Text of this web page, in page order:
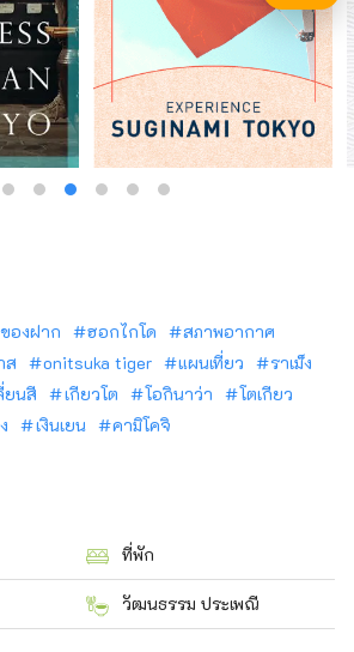
ของฝาก ฮอกไกโด
สภาพอากาศ
ส onitsuka tiger แผนเที่ยว
ราเม็ง
ยนสี เกียวโต โอกินาว่า
โตเกียว
เงินเยน คามิโคจิ
ที่พัก
วัฒนธรรม ประเพณี